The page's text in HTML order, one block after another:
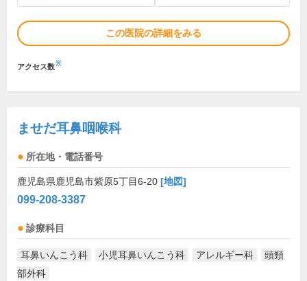
この医院の詳細をみる
アクセス数※
ませだ耳鼻咽喉科
所在地・電話番号
鹿児島県鹿児島市紫原5丁目6-20 [地図]
099-208-3387
診療科目
耳鼻いんこう科 小児耳鼻いんこう科 アレルギー科
頭頸
部外科